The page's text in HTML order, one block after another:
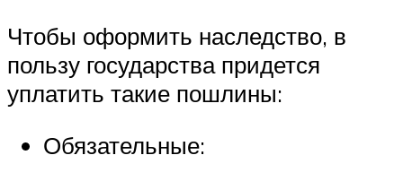
Чтобы оформить наследство, в
пользу государства придется
уплатить такие пошлины:
Обязательные: